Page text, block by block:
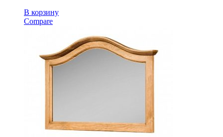
В корзину
Compare